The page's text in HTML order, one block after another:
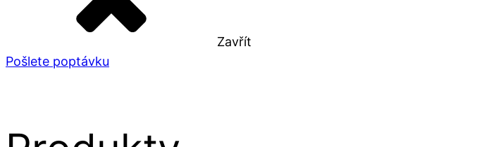
Zavřít
Pošlete poptávku